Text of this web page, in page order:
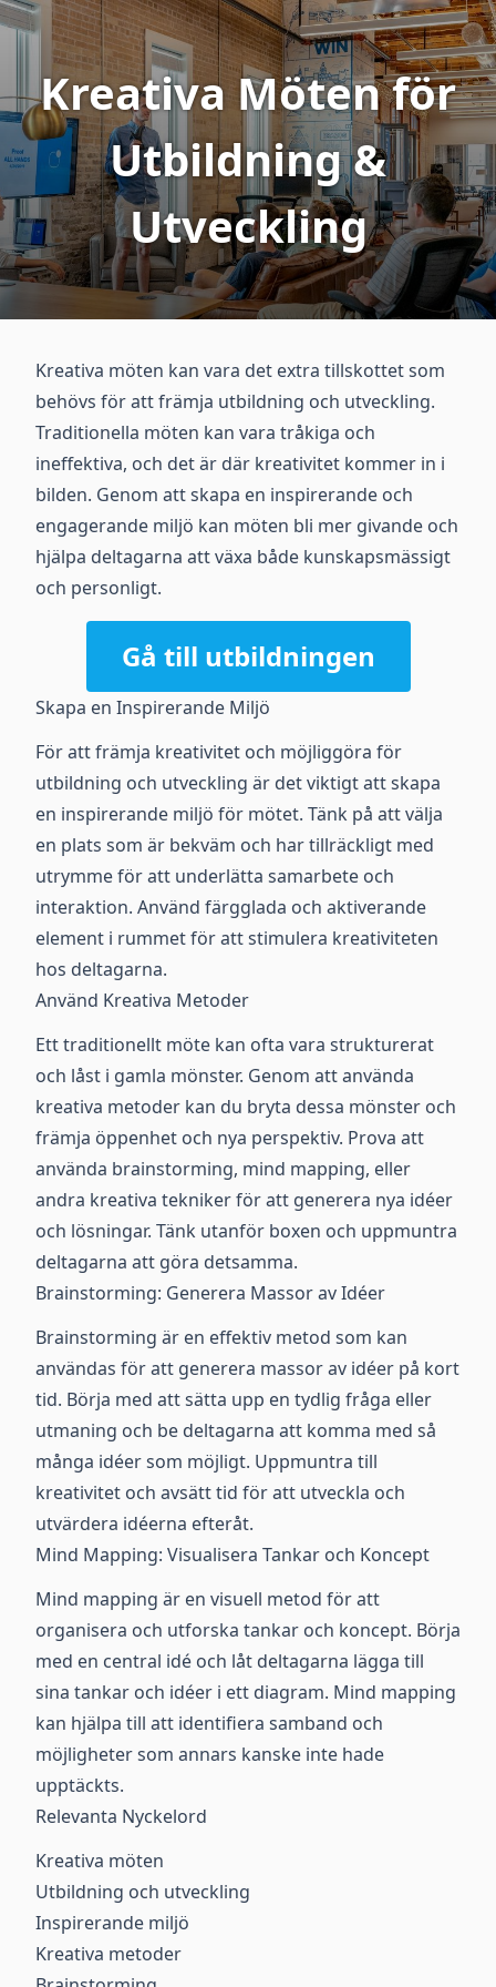
Kreativa Möten för
Utbildning &
Utveckling
Kreativa möten kan vara det extra tillskottet som
behövs för att främja utbildning och utveckling.
Traditionella möten kan vara tråkiga och
ineffektiva, och det är där kreativitet kommer in i
bilden. Genom att skapa en inspirerande och
engagerande miljö kan möten bli mer givande och
hjälpa deltagarna att växa både kunskapsmässigt
och personligt.
Gå till utbildningen
Skapa en Inspirerande Miljö
För att främja kreativitet och möjliggöra för
utbildning och utveckling är det viktigt att skapa
en inspirerande miljö för mötet. Tänk på att välja
en plats som är bekväm och har tillräckligt med
utrymme för att underlätta samarbete och
interaktion. Använd färgglada och aktiverande
element i rummet för att stimulera kreativiteten
hos deltagarna.
Använd Kreativa Metoder
Ett traditionellt möte kan ofta vara strukturerat
och låst i gamla mönster. Genom att använda
kreativa metoder kan du bryta dessa mönster och
främja öppenhet och nya perspektiv. Prova att
använda brainstorming, mind mapping, eller
andra kreativa tekniker för att generera nya idéer
och lösningar. Tänk utanför boxen och uppmuntra
deltagarna att göra detsamma.
Brainstorming: Generera Massor av Idéer
Brainstorming är en effektiv metod som kan
användas för att generera massor av idéer på kort
tid. Börja med att sätta upp en tydlig fråga eller
utmaning och be deltagarna att komma med så
många idéer som möjligt. Uppmuntra till
kreativitet och avsätt tid för att utveckla och
utvärdera idéerna efteråt.
Mind Mapping: Visualisera Tankar och Koncept
Mind mapping är en visuell metod för att
organisera och utforska tankar och koncept. Börja
med en central idé och låt deltagarna lägga till
sina tankar och idéer i ett diagram. Mind mapping
kan hjälpa till att identifiera samband och
möjligheter som annars kanske inte hade
upptäckts.
Relevanta Nyckelord
Kreativa möten
Utbildning och utveckling
Inspirerande miljö
Kreativa metoder